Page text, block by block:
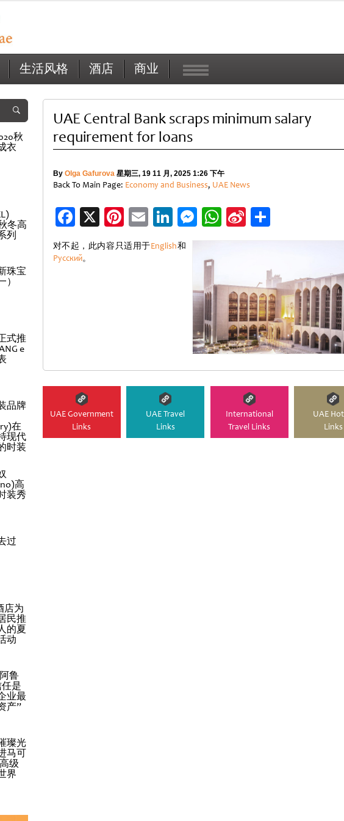
生活风格 酒店 商业
秋
衣
冬高
列
珠宝
式推
e
品牌
在
现代
时装
高
装秀
过
店为
民推
的夏
动
鲁
是
业最
产”
璨光
马可
级
界
UAE Central Bank scraps minimum salary
requirement for loans
By Olga Gafurova星期三, 19 11 月, 2025 1:26 下午
Back To Main Page: Economy and Business, UAE News
Facebook
X Pinterest
EmailLinkedIn
Messenger
WhatsApp
Sina分
对不起，此内容只适用于English和
Русский。
UAE Government
Links
UAE Travel
Links
International
Travel Links
UAE
Links